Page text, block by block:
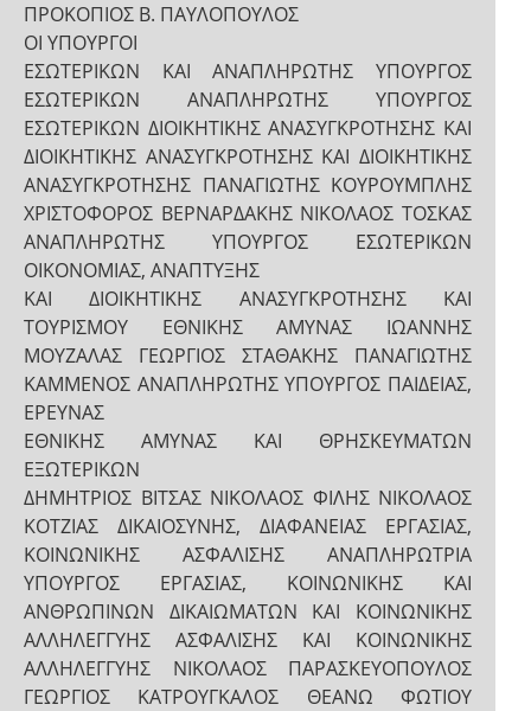
ΠΡΟΚΟΠΙΟΣ Β. ΠΑΥΛΟΠΟΥΛΟΣ
ΟΙ ΥΠΟΥΡΓΟΙ
ΕΣΩΤΕΡΙΚΩΝ ΚΑΙ ΑΝΑΠΛΗΡΩΤΗΣ ΥΠΟΥΡΓΟΣ
ΕΣΩΤΕΡΙΚΩΝ ΑΝΑΠΛΗΡΩΤΗΣ ΥΠΟΥΡΓΟΣ
ΕΣΩΤΕΡΙΚΩΝ ΔΙΟΙΚΗΤΙΚΗΣ ΑΝΑΣΥΓΚΡΟΤΗΣΗΣ ΚΑΙ
ΔΙΟΙΚΗΤΙΚΗΣ ΑΝΑΣΥΓΚΡΟΤΗΣΗΣ ΚΑΙ ΔΙΟΙΚΗΤΙΚΗΣ
ΑΝΑΣΥΓΚΡΟΤΗΣΗΣ ΠΑΝΑΓΙΩΤΗΣ ΚΟΥΡΟΥΜΠΛΗΣ
ΧΡΙΣΤΟΦΟΡΟΣ ΒΕΡΝΑΡΔΑΚΗΣ ΝΙΚΟΛΑΟΣ ΤΟΣΚΑΣ
ΑΝΑΠΛΗΡΩΤΗΣ ΥΠΟΥΡΓΟΣ ΕΣΩΤΕΡΙΚΩΝ
ΟΙΚΟΝΟΜΙΑΣ, ΑΝΑΠΤΥΞΗΣ
ΚΑΙ ΔΙΟΙΚΗΤΙΚΗΣ ΑΝΑΣΥΓΚΡΟΤΗΣΗΣ ΚΑΙ
ΤΟΥΡΙΣΜΟΥ ΕΘΝΙΚΗΣ ΑΜΥΝΑΣ ΙΩΑΝΝΗΣ
ΜΟΥΖΑΛΑΣ ΓΕΩΡΓΙΟΣ ΣΤΑΘΑΚΗΣ ΠΑΝΑΓΙΩΤΗΣ
ΚΑΜΜΕΝΟΣ ΑΝΑΠΛΗΡΩΤΗΣ ΥΠΟΥΡΓΟΣ ΠΑΙΔΕΙΑΣ,
ΕΡΕΥΝΑΣ
ΕΘΝΙΚΗΣ ΑΜΥΝΑΣ ΚΑΙ ΘΡΗΣΚΕΥΜΑΤΩΝ
ΕΞΩΤΕΡΙΚΩΝ
ΔΗΜΗΤΡΙΟΣ ΒΙΤΣΑΣ ΝΙΚΟΛΑΟΣ ΦΙΛΗΣ ΝΙΚΟΛΑΟΣ
ΚΟΤΖΙΑΣ ΔΙΚΑΙΟΣΥΝΗΣ, ΔΙΑΦΑΝΕΙΑΣ ΕΡΓΑΣΙΑΣ,
ΚΟΙΝΩΝΙΚΗΣ ΑΣΦΑΛΙΣΗΣ ΑΝΑΠΛΗΡΩΤΡΙΑ
ΥΠΟΥΡΓΟΣ ΕΡΓΑΣΙΑΣ, ΚΟΙΝΩΝΙΚΗΣ ΚΑΙ
ΑΝΘΡΩΠΙΝΩΝ ΔΙΚΑΙΩΜΑΤΩΝ ΚΑΙ ΚΟΙΝΩΝΙΚΗΣ
ΑΛΛΗΛΕΓΓΥΗΣ ΑΣΦΑΛΙΣΗΣ ΚΑΙ ΚΟΙΝΩΝΙΚΗΣ
ΑΛΛΗΛΕΓΓΥΗΣ ΝΙΚΟΛΑΟΣ ΠΑΡΑΣΚΕΥΟΠΟΥΛΟΣ
ΓΕΩΡΓΙΟΣ ΚΑΤΡΟΥΓΚΑΛΟΣ ΘΕΑΝΩ ΦΩΤΙΟΥ